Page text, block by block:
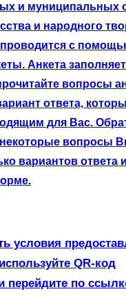
и муниципальных
и народного
с
Анкета
вопросы
ответа,
для Вас.
вопросы
вариантов ответа
условия
используйте QR-код
перейдите по